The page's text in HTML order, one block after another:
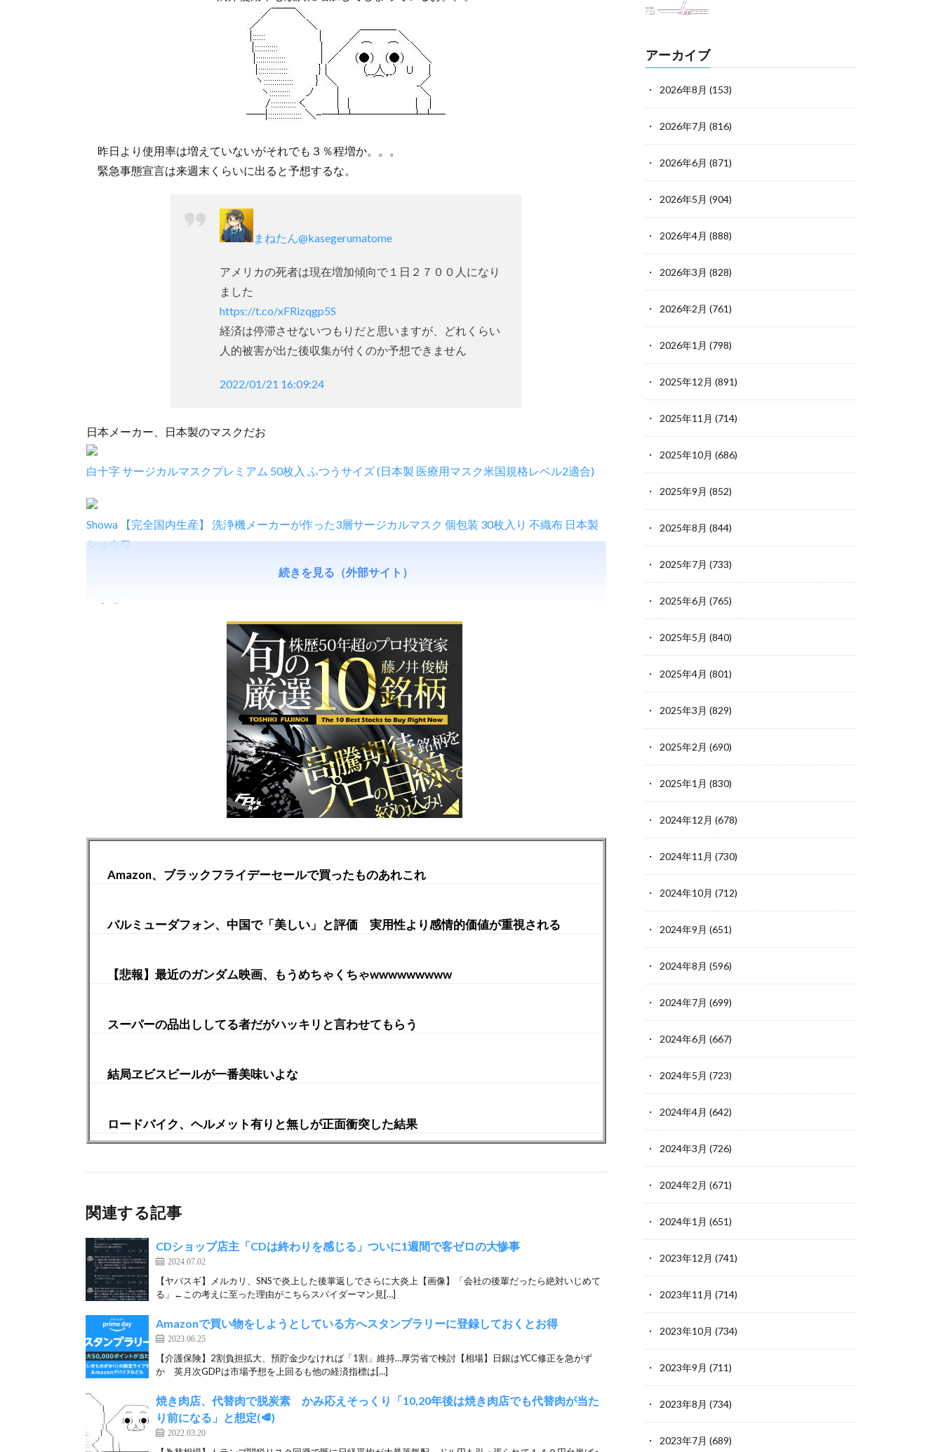
昨日より使用率は増えていないがそれでも３％程増か。。。
緊急事態宣言は来週末くらいに出ると予想するな。
まねたん@kasegerumatome
アメリカの死者は現在増加傾向で１日２７００人になり
ました
https://t.co/xFRizqgp5S
経済は停滞させないつもりだと思いますが、どれくらい
人的被害が出た後収集が付くのか予想できません
2022/01/21 16:09:24
日本メーカー、日本製のマスクだお
白十字 サージカルマスクプレミアム 50枚入 ふつうサイズ (日本製 医療用マスク米国規格レベル2適合)
Showa 【完全国内生産】 洗浄機メーカーが作った3層サージカルマスク 個包装 30枚入り 不織布 日本製
ショウワ
続きを見る（外部サイト）
Amazon、ブラックフライデーセールで買ったものあれこれ
バルミューダフォン、中国で「美しい」と評価 実用性より感情的価値が重視される
【悲報】最近のガンダム映画、もうめちゃくちゃwwwwwwwww
スーパーの品出ししてる者だがハッキリと言わせてもらう
結局ヱビスビールが一番美味いよな
ロードバイク、ヘルメット有りと無しが正面衝突した結果
関連する記事
CDショップ店主「CDは終わりを感じる」ついに1週間で客ゼロの大惨事
2024.07.02
【ヤバスギ】メルカリ、SNSで炎上した後掌返しでさらに大炎上【画像】「会社の後輩だったら絶対いじめて
る」←この考えに至った理由がこちらスパイダーマン見[…]
Amazonで買い物をしようとしている方へスタンプラリーに登録しておくとお得
2023.06.25
【介護保険】2割負担拡大、預貯金少なければ「1割」維持…厚労省で検討【相場】日銀はYCC修正を急がず
か 英月次GDPは市場予想を上回るも他の経済指標は[…]
焼き肉店、代替肉で脱炭素 かみ応えそっくり「10,20年後は焼き肉店でも代替肉が当た
り前になる」と想定(🥩)
2022.03.20
アーカイブ
2026年8月 (153)
2026年7月 (816)
2026年6月 (871)
2026年5月 (904)
2026年4月 (888)
2026年3月 (828)
2026年2月 (761)
2026年1月 (798)
2025年12月 (891)
2025年11月 (714)
2025年10月 (686)
2025年9月 (852)
2025年8月 (844)
2025年7月 (733)
2025年6月 (765)
2025年5月 (840)
2025年4月 (801)
2025年3月 (829)
2025年2月 (690)
2025年1月 (830)
2024年12月 (678)
2024年11月 (730)
2024年10月 (712)
2024年9月 (651)
2024年8月 (596)
2024年7月 (699)
2024年6月 (667)
2024年5月 (723)
2024年4月 (642)
2024年3月 (726)
2024年2月 (671)
2024年1月 (651)
2023年12月 (741)
2023年11月 (714)
2023年10月 (734)
2023年9月 (711)
2023年8月 (734)
2023年7月 (689)